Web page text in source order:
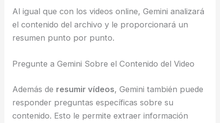
Al igual que con los videos online, Gemini analizará
el contenido del archivo y le proporcionará un
resumen punto por punto.
Pregunte a Gemini Sobre el Contenido del Video
Además de resumir vídeos, Gemini también puede
responder preguntas específicas sobre su
contenido. Esto le permite extraer información